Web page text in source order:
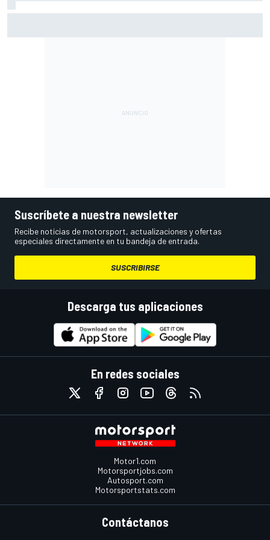
Suscríbete a nuestra newsletter
Recibe noticias de motorsport, actualizaciones y ofertas
especiales directamente en tu bandeja de entrada.
SUSCRIBIRSE
Descarga tus aplicaciones
En redes sociales
Motor1.com
Motorsportjobs.com
Autosport.com
Motorsportstats.com
Contáctanos